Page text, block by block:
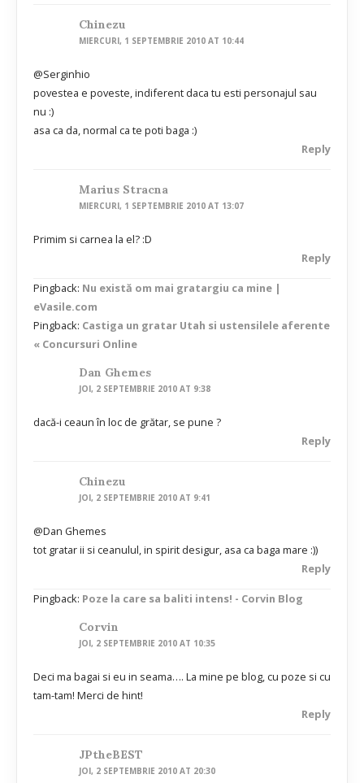
Chinezu
MIERCURI, 1 SEPTEMBRIE 2010 AT 10:44
@Serginhio
povestea e poveste, indiferent daca tu esti personajul sau
nu :)
asa ca da, normal ca te poti baga :)
Reply
Marius Stracna
MIERCURI, 1 SEPTEMBRIE 2010 AT 13:07
Primim si carnea la el? :D
Reply
Pingback: Nu există om mai gratargiu ca mine |
eVasile.com
Pingback: Castiga un gratar Utah si ustensilele aferente
« Concursuri Online
Dan Ghemes
JOI, 2 SEPTEMBRIE 2010 AT 9:38
dacă-i ceaun în loc de grătar, se pune ?
Reply
Chinezu
JOI, 2 SEPTEMBRIE 2010 AT 9:41
@Dan Ghemes
tot gratar ii si ceanulul, in spirit desigur, asa ca baga mare :))
Reply
Pingback: Poze la care sa baliti intens! - Corvin Blog
Corvin
JOI, 2 SEPTEMBRIE 2010 AT 10:35
Deci ma bagai si eu in seama…. La mine pe blog, cu poze si cu
tam-tam! Merci de hint!
Reply
JPtheBEST
JOI, 2 SEPTEMBRIE 2010 AT 20:30